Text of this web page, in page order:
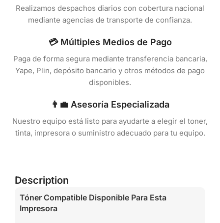
Realizamos despachos diarios con cobertura nacional
mediante agencias de transporte de confianza.
💳 Múltiples Medios de Pago
Paga de forma segura mediante transferencia bancaria,
Yape, Plin, depósito bancario y otros métodos de pago
disponibles.
👨‍💼 Asesoría Especializada
Nuestro equipo está listo para ayudarte a elegir el toner,
tinta, impresora o suministro adecuado para tu equipo.
Description
Tóner Compatible Disponible Para Esta
Impresora